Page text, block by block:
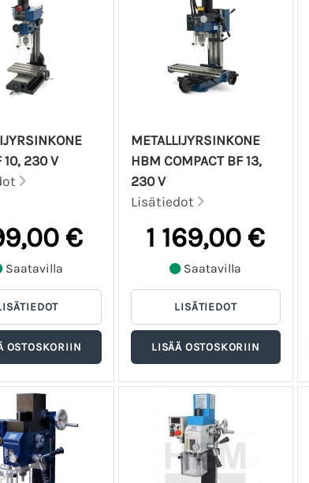
10, 230 V
€
Saatavilla
METALLIJYRSINKONE
HBM COMPACT BF 13,
230 V
Lisätiedot
1 169,00 €
Saatavilla